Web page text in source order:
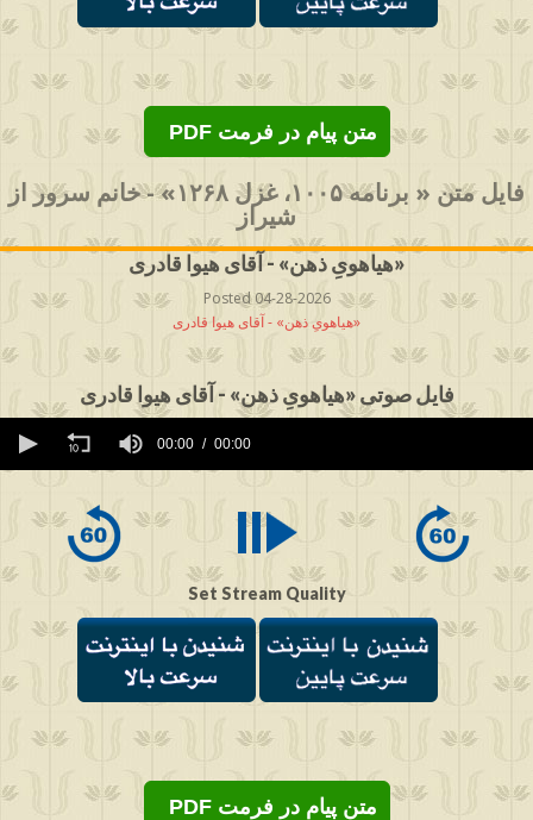
PDF متن پیام در فرمت
فایل متن « برنامه ۱۰۰۵، غزل ۱۲۶۸» - خانم سرور از
شیراز
هیاهویِ ذهن» - آقای هیوا قادری»
Posted 04-28-2026
هیاهویِ ذهن» - آقای هیوا قادری»
فایل صوتی «هیاهویِ ذهن» - آقای هیوا قادری
seconds
00:00 00:00
Set Stream Quality
PDF متن پیام در فرمت